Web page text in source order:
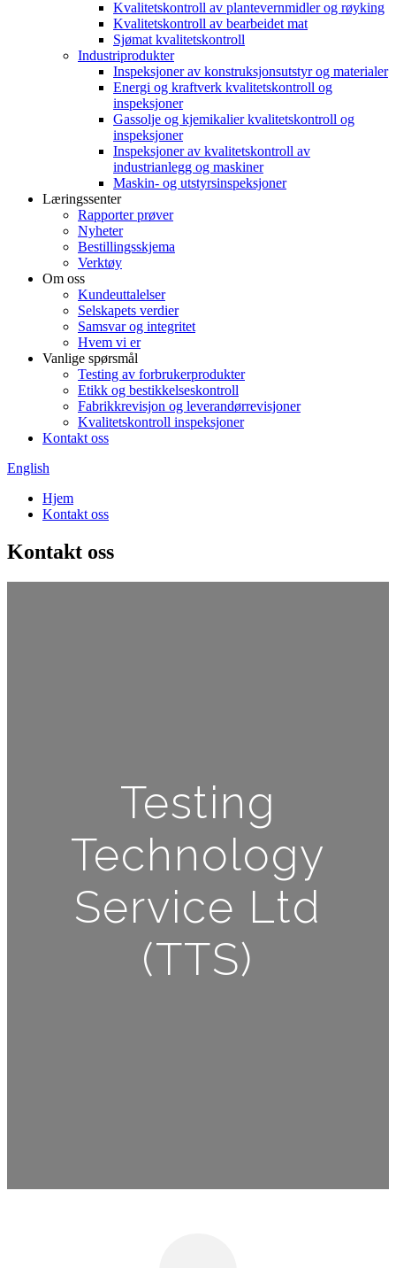
Kvalitetskontroll av plantevernmidler og røyking
Kvalitetskontroll av bearbeidet mat
Sjømat kvalitetskontroll
Industriprodukter
Inspeksjoner av konstruksjonsutstyr og materialer
Energi og kraftverk kvalitetskontroll og
inspeksjoner
Gassolje og kjemikalier kvalitetskontroll og
inspeksjoner
Inspeksjoner av kvalitetskontroll av
industrianlegg og maskiner
Maskin- og utstyrsinspeksjoner
Læringssenter
Rapporter prøver
Nyheter
Bestillingsskjema
Verktøy
Om oss
Kundeuttalelser
Selskapets verdier
Samsvar og integritet
Hvem vi er
Vanlige spørsmål
Testing av forbrukerprodukter
Etikk og bestikkelseskontroll
Fabrikkrevisjon og leverandørrevisjoner
Kvalitetskontroll inspeksjoner
Kontakt oss
English
Hjem
Kontakt oss
Kontakt oss
Testing
Technology
Service Ltd
(TTS)